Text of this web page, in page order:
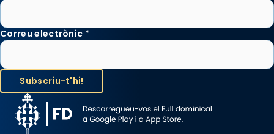
Correu electrònic *